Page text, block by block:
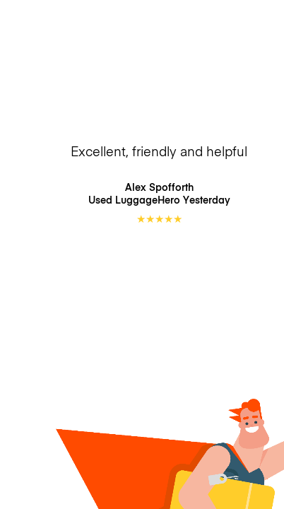
Excellent, friendly and helpful
Alex Spofforth
Used LuggageHero Yesterday
★★★★★